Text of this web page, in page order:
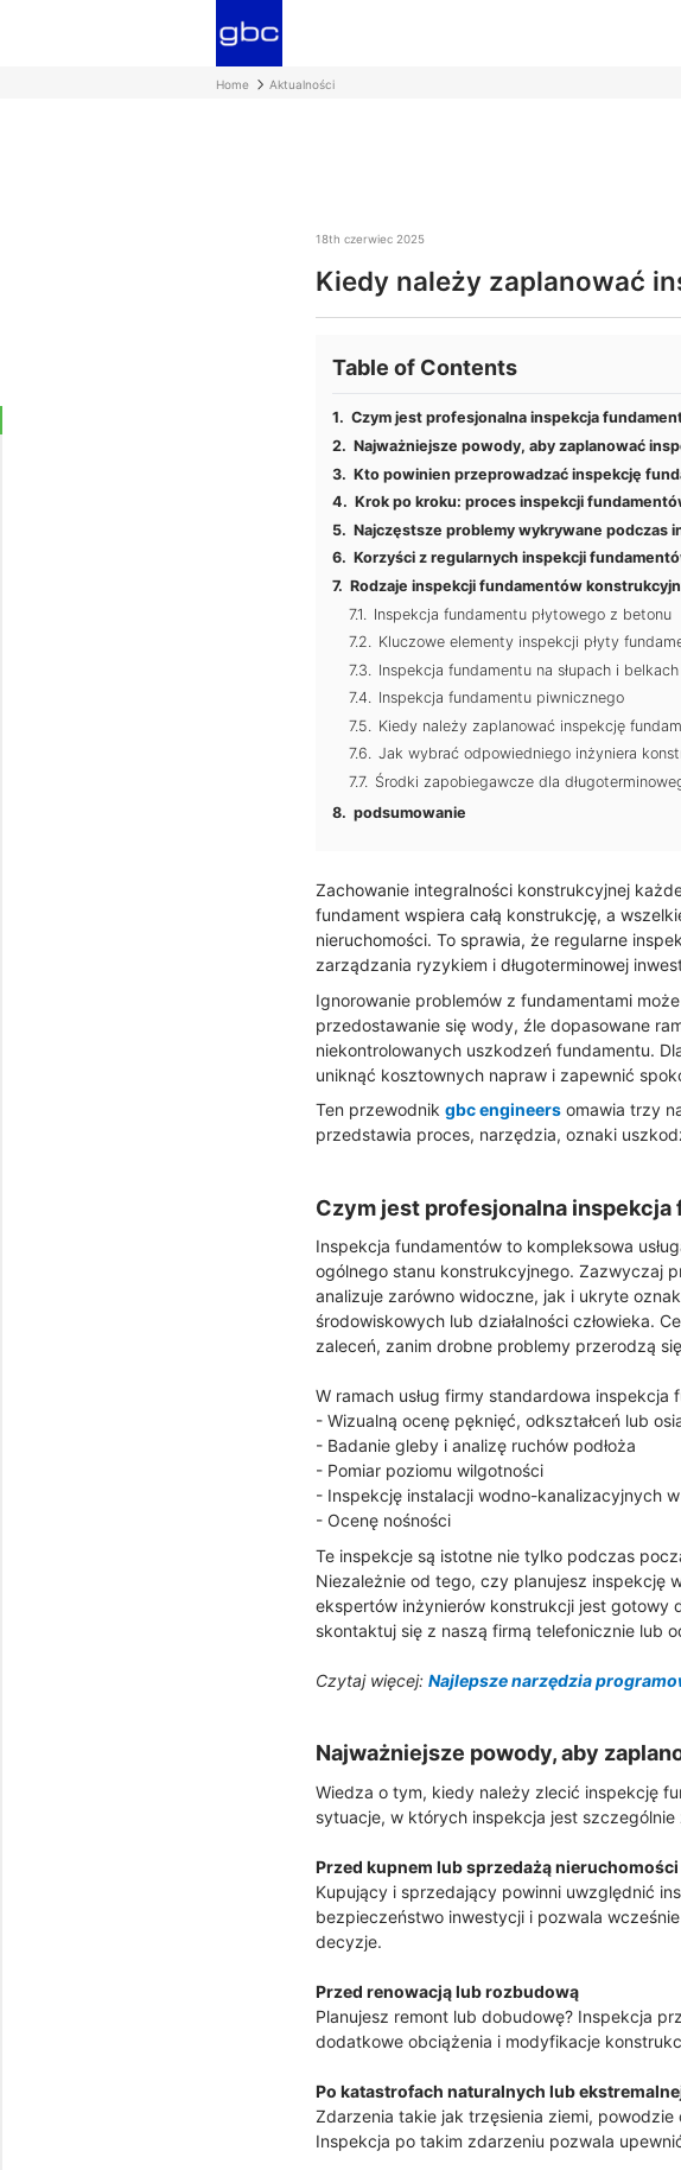
Home Aktualności
18th czerwiec 2025
Kiedy należy zaplanować
Table of Contents
Czym jest profesjonalna inspekcja
Najważniejsze powody, aby zaplanować
Kto powinien przeprowadzać inspekcję
Krok po kroku: proces inspekcji
Najczęstsze problemy wykrywane podczas
Korzyści z regularnych inspekcji
Rodzaje inspekcji fundamentów
Inspekcja fundamentu płytowego z betonu
Kluczowe elementy inspekcji płyty
Inspekcja fundamentu na słupach i belkach
Inspekcja fundamentu piwnicznego
Kiedy należy zaplanować inspekcję
Jak wybrać odpowiedniego inżyniera
Środki zapobiegawcze dla
podsumowanie
Zachowanie integralności konstrukcyjnej
fundament wspiera całą konstrukcję, a
nieruchomości. To sprawia, że regularne
zarządzania ryzykiem i długoterminowej
Ignorowanie problemów z fundamentami
przedostawanie się wody, źle dopasowane
niekontrolowanych uszkodzeń fundamentu.
uniknąć kosztownych napraw i zapewnić
Ten przewodnik gbc engineers omawia trzy
przedstawia proces, narzędzia, oznaki
Czym jest profesjonalna inspekcja
Inspekcja fundamentów to kompleksowa
ogólnego stanu konstrukcyjnego. Zazwyczaj
analizuje zarówno widoczne, jak i ukryte
środowiskowych lub działalności człowieka.
zaleceń, zanim drobne problemy przerodzą
W ramach usług firmy standardowa inspekcja
- Wizualną ocenę pęknięć, odkształceń lub
- Badanie gleby i analizę ruchów podłoża
- Pomiar poziomu wilgotności
- Inspekcję instalacji wodno-kanalizacyjnych
- Ocenę nośności
Te inspekcje są istotne nie tylko podczas
Niezależnie od tego, czy planujesz inspekcję
ekspertów inżynierów konstrukcji jest gotowy
skontaktuj się z naszą firmą telefonicznie lub
Czytaj więcej: Najlepsze narzędzia
Najważniejsze powody, aby
Wiedza o tym, kiedy należy zlecić inspekcję
sytuacje, w których inspekcja jest szczególnie
Przed kupnem lub sprzedażą nieruchomości
Kupujący i sprzedający powinni uwzględnić
bezpieczeństwo inwestycji i pozwala
decyzje.
Przed renowacją lub rozbudową
Planujesz remont lub dobudowę? Inspekcja
dodatkowe obciążenia i modyfikacje
Po katastrofach naturalnych lub
Zdarzenia takie jak trzęsienia ziemi,
Inspekcja po takim zdarzeniu pozwala